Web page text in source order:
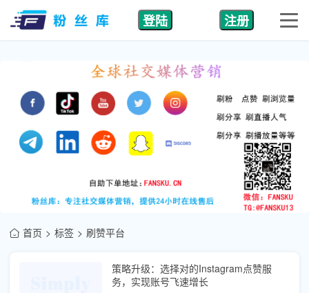
登陆 注册
首页 标签 刷赞平台
策略升级：选择对的Instagram点赞服
务，实现账号飞速增长